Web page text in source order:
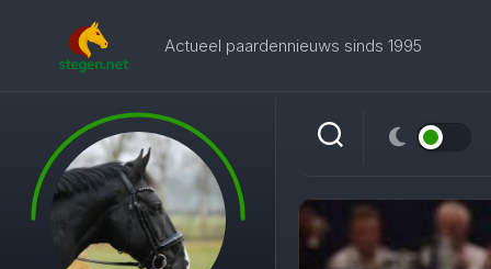
Actueel paardennieuws sinds 1995